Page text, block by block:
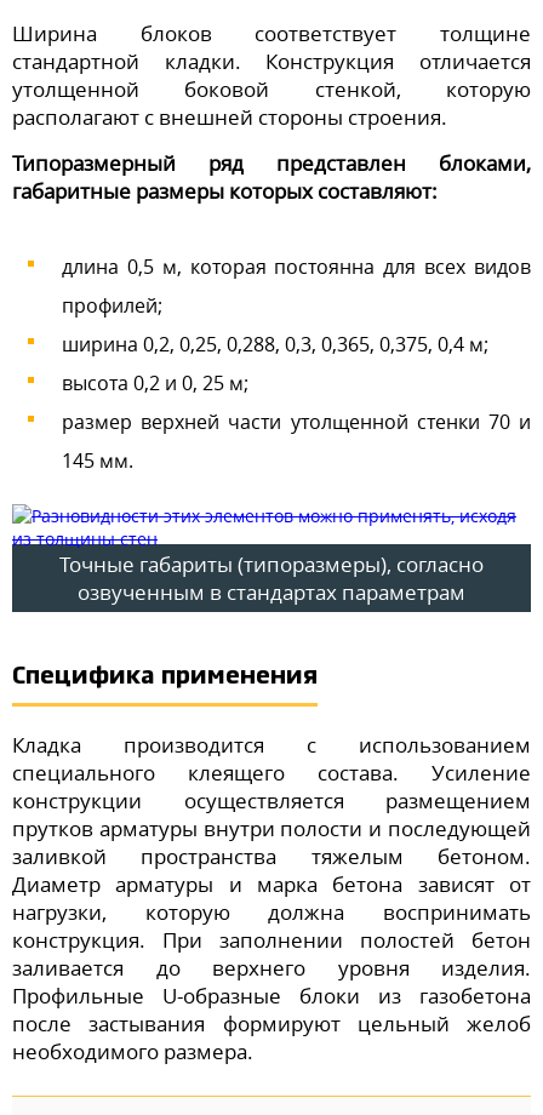
Ширина блоков соответствует толщине
стандартной кладки. Конструкция отличается
утолщенной боковой стенкой, которую
располагают с внешней стороны строения.
Типоразмерный ряд представлен блоками,
габаритные размеры которых составляют:
длина 0,5 м, которая постоянна для всех видов
профилей;
ширина 0,2, 0,25, 0,288, 0,3, 0,365, 0,375, 0,4 м;
высота 0,2 и 0, 25 м;
размер верхней части утолщенной стенки 70 и
145 мм.
Точные габариты (типоразмеры), согласно
озвученным в стандартах параметрам
Специфика применения
Кладка производится с использованием
специального клеящего состава. Усиление
конструкции осуществляется размещением
прутков арматуры внутри полости и последующей
заливкой пространства тяжелым бетоном.
Диаметр арматуры и марка бетона зависят от
нагрузки, которую должна воспринимать
конструкция. При заполнении полостей бетон
заливается до верхнего уровня изделия.
Профильные U-образные блоки из газобетона
после застывания формируют цельный желоб
необходимого размера.